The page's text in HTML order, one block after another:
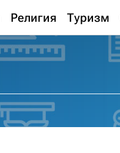
Религия Туризм